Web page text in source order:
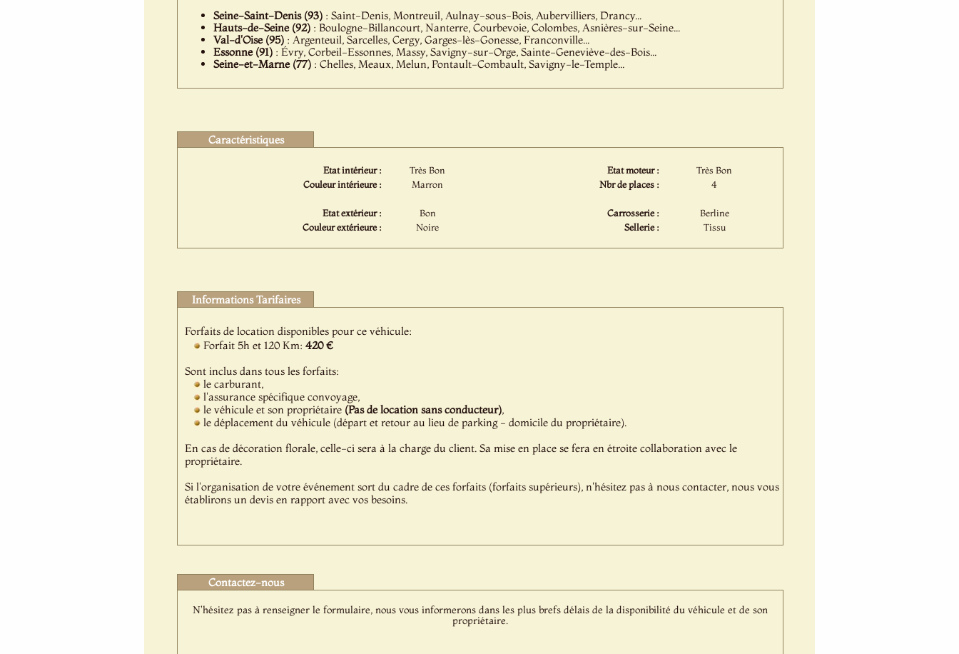
Seine-Saint-Denis (93): Saint-Denis, Montreuil, Aulnay-sous-Bois, Aubervilliers, Drancy...
Hauts-de-Seine (92): Boulogne-Billancourt, Nanterre, Courbevoie, Colombes, Asnières-sur-Seine...
Val-d'Oise (95): Argenteuil, Sarcelles, Cergy, Garges-lès-Gonesse, Franconville...
Essonne (91): Évry, Corbeil-Essonnes, Massy, Savigny-sur-Orge, Sainte-Geneviève-des-Bois...
Seine-et-Marne (77): Chelles, Meaux, Melun, Pontault-Combault, Savigny-le-Temple...
Caractéristiques
Etat intérieur :
Très Bon
Couleur intérieure :
Marron
Etat extérieur :
Bon
Couleur extérieure :
Noire
Etat moteur :
Très Bon
Nbr de places :
4
Carrosserie :
Berline
Sellerie :
Tissu
Informations Tarifaires
Forfaits de location disponibles pour ce véhicule:
Forfait 5h et 120 Km: 420 €
Sont inclus dans tous les forfaits:
le carburant,
l'assurance spécifique convoyage,
le véhicule et son propriétaire (Pas de location sans conducteur),
le déplacement du véhicule (départ et retour au lieu de parking - domicile du propriétaire).
En cas de décoration florale, celle-ci sera à la charge du client. Sa mise en place se fera en étroite collaboration avec le
propriétaire.
Si l'organisation de votre événement sort du cadre de ces forfaits (forfaits supérieurs), n'hésitez pas à nous contacter, nous vous
établirons un devis en rapport avec vos besoins.
Contactez-nous
N'hésitez pas à renseigner le formulaire, nous vous informerons dans les plus brefs délais de la disponibilité du véhicule et de son
propriétaire.